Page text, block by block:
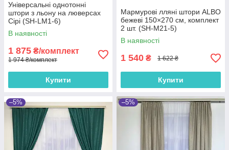
Універсальні однотонні
штори з льону на люверсах
Сірі (SH-LM1-6)
В наявності
1 875 ₴/комплект
1 974 ₴/комплект
Купити
Мармурові лляні штори ALBO
бежеві 150×270 см, комплект
2 шт. (SH-M21-5)
В наявності
1 540 ₴ 1 622 ₴
Купити
–5% –5%